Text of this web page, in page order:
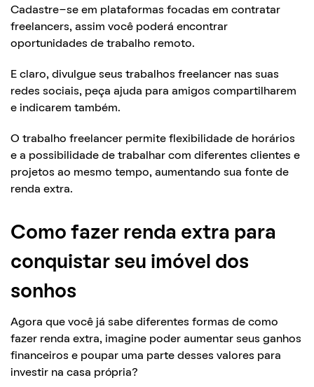
Cadastre-se em plataformas focadas em contratar
freelancers, assim você poderá encontrar
oportunidades de trabalho remoto.
E claro, divulgue seus trabalhos freelancer nas suas
redes sociais, peça ajuda para amigos compartilharem
e indicarem também.
O trabalho freelancer permite flexibilidade de horários
e a possibilidade de trabalhar com diferentes clientes e
projetos ao mesmo tempo, aumentando sua fonte de
renda extra.
Como fazer renda extra para
conquistar seu imóvel dos
sonhos
Agora que você já sabe diferentes formas de como
fazer renda extra, imagine poder aumentar seus ganhos
financeiros e poupar uma parte desses valores para
investir na casa própria?